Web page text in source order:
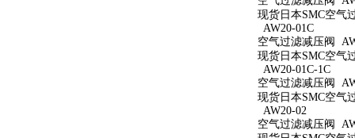
现货日本SMC空气
AW20-01C
空气过滤减压阀
现货日本SMC空气
AW20-01C-1C
空气过滤减压阀
现货日本SMC空气
AW20-02
空气过滤减压阀